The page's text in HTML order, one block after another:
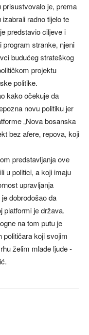
prisustvovalo je, prema
radno tijelo te
predstavio ciljeve i
program stranke, njeni
budućeg strateškog
projektu
politike.
kako očekuje da
novu politiku jer
„Nova bosanska
bez afere, repova, koji
predstavljanja ove
u politici, a koji imaju
upravljanja
dobrodošao da
platformi je država.
na tom putu je
političara koji svojim
želim mlađe ljude -